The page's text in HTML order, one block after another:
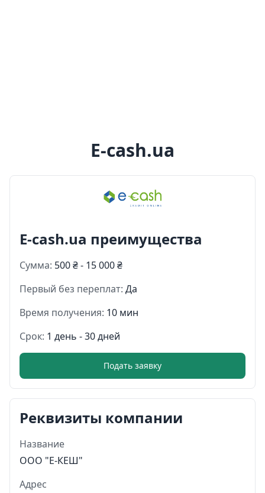
E-cash.ua
E-cash.ua преимущества
Сумма: 500 ₴ - 15 000 ₴
Первый без переплат: Да
Время получения: 10 мин
Срок: 1 день - 30 дней
Подать заявку
Реквизиты компании
Название
ООО "Е-КЕШ"
Адрес